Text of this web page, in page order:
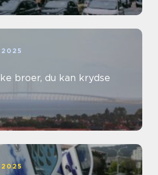
broer, du kan krydse